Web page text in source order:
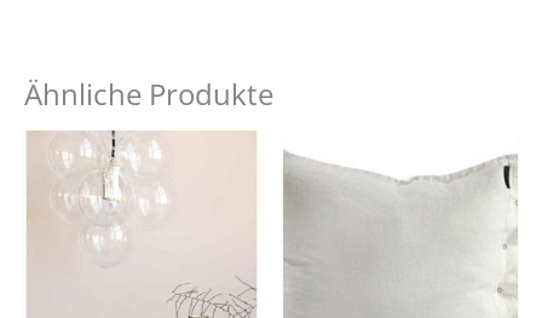
Ähnliche Produkte
weist
auf.